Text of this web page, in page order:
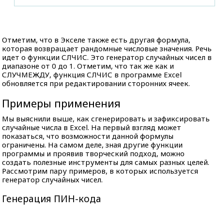
Отметим, что в Экселе также есть другая формула,
которая возвращает рандомные числовые значения. Речь
идет о функции СЛЧИС. Это генератор случайных чисел в
диапазоне от 0 до 1. Отметим, что так же как и
СЛУЧМЕЖДУ, функция СЛЧИС в программе Excel
обновляется при редактировании сторонних ячеек.
Примеры применения
Мы выяснили выше, как сгенерировать и зафиксировать
случайные числа в Excel. На первый взгляд может
показаться, что возможности данной формулы
ограничены. На самом деле, зная другие функции
программы и проявив творческий подход, можно
создать полезные инструменты для самых разных целей.
Рассмотрим пару примеров, в которых используется
генератор случайных чисел.
Генерация ПИН-кода